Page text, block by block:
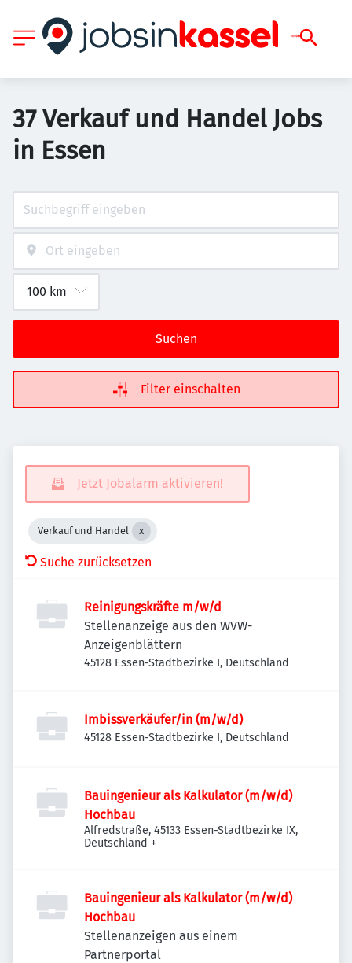
37 Verkauf und Handel Jobs
in Essen
Suchen
Filter einschalten
Jetzt Jobalarm aktivieren!
Verkauf und Handel
Suche zurücksetzen
Reinigungskräfte m/w/d
Stellenanzeige aus den WVW-
Anzeigenblättern
45128 Essen-Stadtbezirke I, Deutschland
Imbissverkäufer/in (m/w/d)
45128 Essen-Stadtbezirke I, Deutschland
Bauingenieur als Kalkulator (m/w/d)
Hochbau
Alfredstraße, 45133 Essen-Stadtbezirke IX,
Deutschland +
Bauingenieur als Kalkulator (m/w/d)
Hochbau
Stellenanzeigen aus einem
Partnerportal